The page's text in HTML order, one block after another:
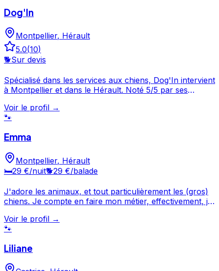
Dog'In
Montpellier, Hérault
5.0(10)
🐕Sur devis
Spécialisé dans les services aux chiens, Dog'In intervient
à Montpellier et dans le Hérault. Noté 5/5 par ses
pour votre compagnon. Prenez contact pour discuter
de vos besoins et organiser la garde de votre chien.
Montpellier. Noté 5/5 ⭐⭐⭐⭐⭐ sur Google Maps avec 10
Voir le profil →
🐾
Emma
Montpellier, Hérault
🛏️29 €/nuit🐕29 €/balade
J'adore les animaux, et tout particulièrement les (gros)
chiens. Je compte en faire mon métier, effectivement, je
en Prepa-VETO. Je possède malheureusement des
parents qui n'ont jamais souhaité avoir d'animaux de
recrute plus facilement les étudiants que d'autres! J'ai
Voir le profil →
🐾
Liliane